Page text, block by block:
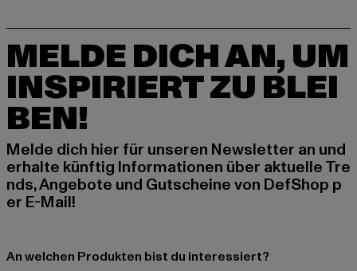
MELDE DICH AN, UM
INSPIRIERT ZU BLEI
BEN!
Melde dich hier für unseren Newsletter an und
erhalte künftig Informationen über aktuelle Tre
nds, Angebote und Gutscheine von DefShop p
er E-Mail!
An welchen Produkten bist du interessiert?